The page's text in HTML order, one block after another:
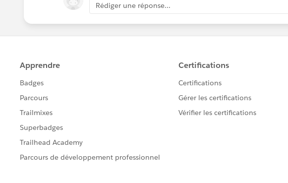
Rédiger une réponse...